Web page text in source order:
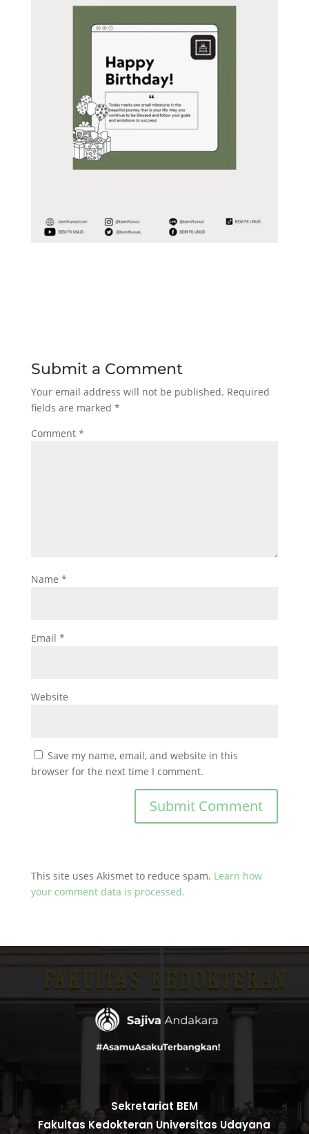
Submit a Comment
Your email address will not be published. Required
fields are marked *
Comment *
Name *
Email *
Website
Save my name, email, and website in this
browser for the next time I comment.
This site uses Akismet to reduce spam. Learn how
your comment data is processed.
Sekretariat BEM
Fakultas Kedokteran Universitas Udayana